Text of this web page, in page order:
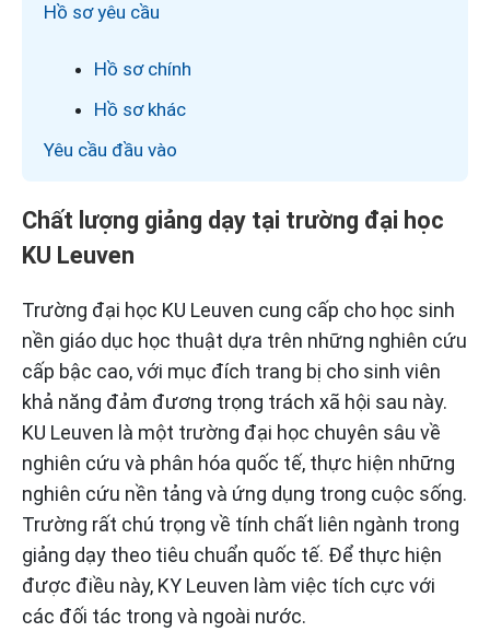
Hồ sơ yêu cầu
Hồ sơ chính
Hồ sơ khác
Yêu cầu đầu vào
Chất lượng giảng dạy tại trường đại học
KU Leuven
Trường đại học KU Leuven cung cấp cho học sinh
nền giáo dục học thuật dựa trên những nghiên cứu
cấp bậc cao, với mục đích trang bị cho sinh viên
khả năng đảm đương trọng trách xã hội sau này.
KU Leuven là một trường đại học chuyên sâu về
nghiên cứu và phân hóa quốc tế, thực hiện những
nghiên cứu nền tảng và ứng dụng trong cuộc sống.
Trường rất chú trọng về tính chất liên ngành trong
giảng dạy theo tiêu chuẩn quốc tế. Để thực hiện
được điều này, KY Leuven làm việc tích cực với
các đối tác trong và ngoài nước.